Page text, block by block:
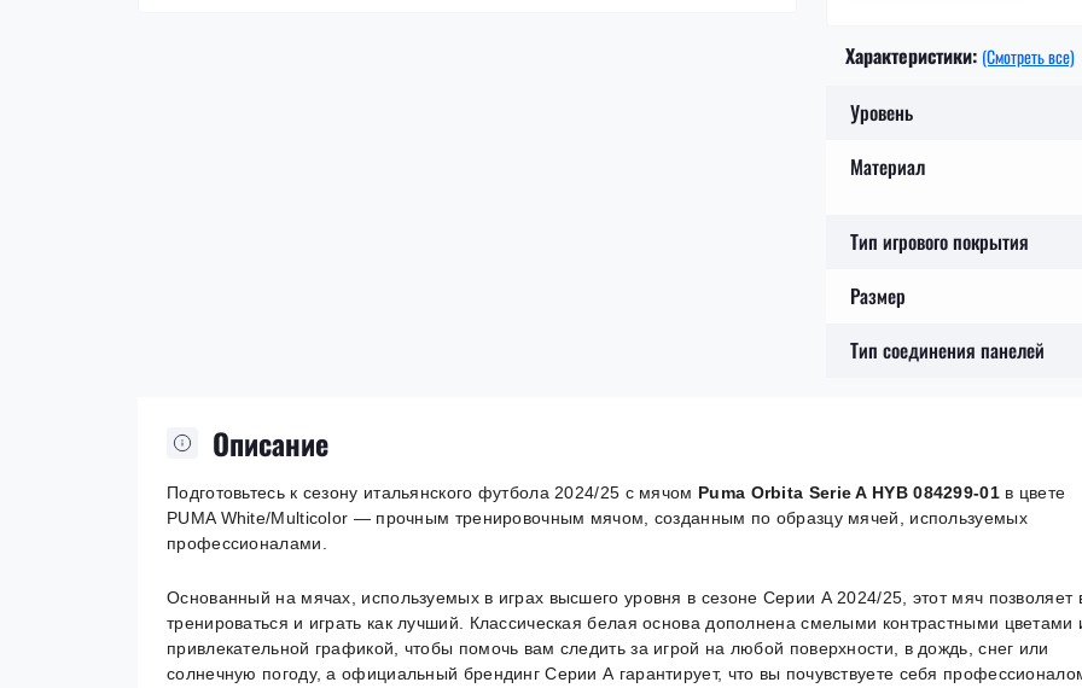
Характеристики: (Смотреть все)
Уровень
Материал
Тип игрового покрытия
Размер
Тип соединения панелей
Описание
Подготовьтесь к сезону итальянского футбола 2024/25 с мячом Puma Orbita Serie A HYB 084299-01в цвете
PUMA White/Multicolor — прочным тренировочным мячом, созданным по образцу мячей, используемых
профессионалами.
Основанный на мячах, используемых в играх высшего уровня в сезоне Серии А 2024/25, этот мяч позволяет
тренироваться и играть как лучший. Классическая белая основа дополнена смелыми контрастными цветами
привлекательной графикой, чтобы помочь вам следить за игрой на любой поверхности, в дождь, снег или
солнечную погоду, а официальный брендинг Серии А гарантирует, что вы почувствуете себя